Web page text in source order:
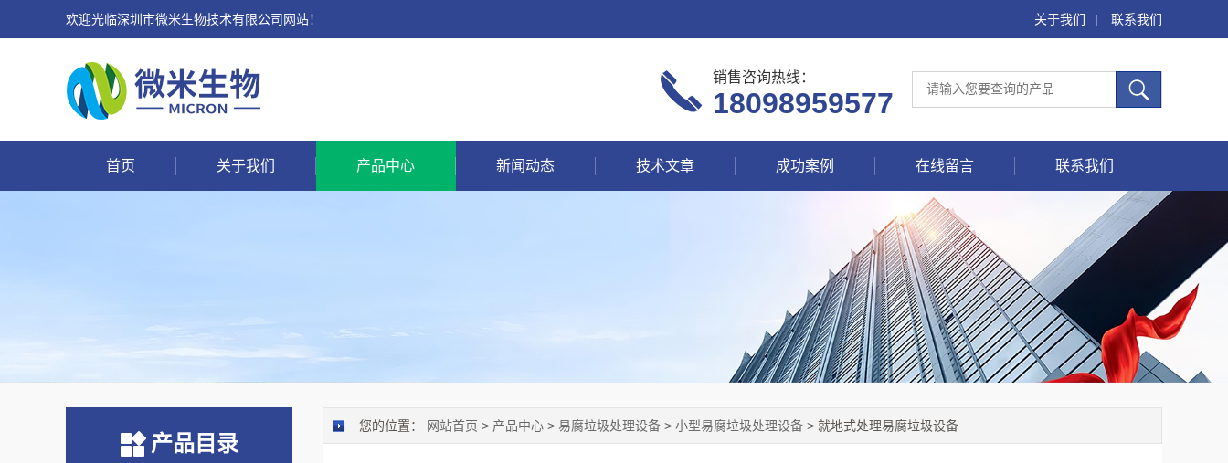
欢迎光临深圳市微米生物技术有限公司网站！ 关于我们 | 联系我们
销售咨询热线：
18098959577
首页 关于我们 产品中心 新闻动态 技术文章 成功案例 在线留言 联系我们
您的位置： 网站首页 > 产品中心 > 易腐垃圾处理设备 > 小型易腐垃圾处理设备 > 就地式处理易腐垃圾设备
产品目录